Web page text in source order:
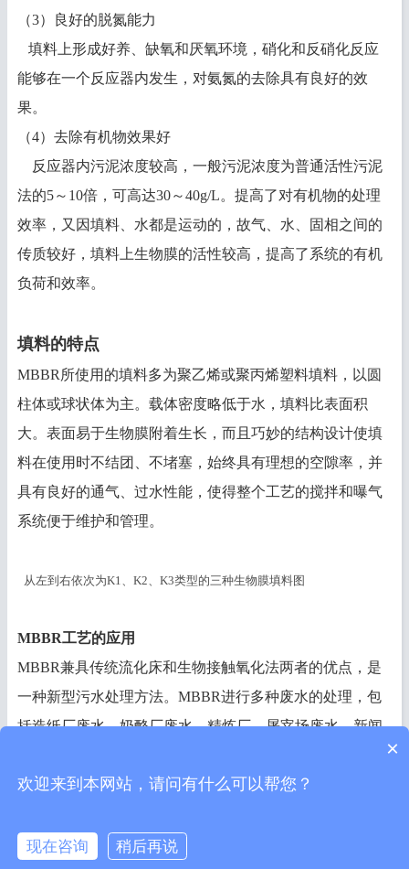
（3）良好的脱氮能力
填料上形成好养、缺氧和厌氧环境，硝化和反硝化反应
能够在一个反应器内发生，对氨氮的去除具有良好的效
果。
（4）去除有机物效果好
反应器内污泥浓度较高，一般污泥浓度为普通活性污泥
法的5～10倍，可高达30～40g/L。提高了对有机物的处理
效率，又因填料、水都是运动的，故气、水、固相之间的
传质较好，填料上生物膜的活性较高，提高了系统的有机
负荷和效率。
填料的特点
MBBR所使用的填料多为聚乙烯或聚丙烯塑料填料，以圆
柱体或球状体为主。载体密度略低于水，填料比表面积
大。表面易于生物膜附着生长，而且巧妙的结构设计使填
料在使用时不结团、不堵塞，始终具有理想的空隙率，并
具有良好的通气、过水性能，使得整个工艺的搅拌和曝气
系统便于维护和管理。
从左到右依次为K1、K2、K3类型的三种生物膜填料图
MBBR工艺的应用
MBBR兼具传统流化床和生物接触氧化法两者的优点，是
一种新型污水处理方法。MBBR进行多种废水的处理，包
括造纸厂废水、奶酪厂废水、精炼厂、屠宰场废水、新闻
市政污水或工业废水中的有机物及氨氮。
 
×
欢迎来到本网站，请问有什么可以帮您？
现在咨询 稍后再说